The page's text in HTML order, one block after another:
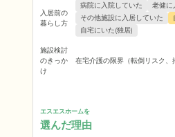
入居前の
暮らし方
病院に入院していた
老健に
その他施設に入居していた
自宅にいた(独居)
施設検討
のきっか
け
在宅介護の限界（転倒リスク、
エスエスホームを
選んだ理由